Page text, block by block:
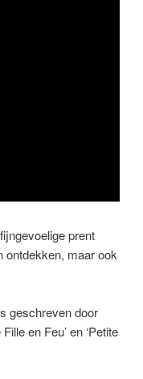
prent
ontdekken, maar ook
geschreven door
en Feu’ en ‘Petite